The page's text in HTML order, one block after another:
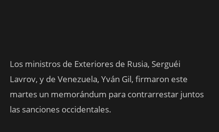
Los ministros de Exteriores de Rusia, Serguéi
Lavrov, y de Venezuela, Yván Gil, firmaron este
martes un memorándum para contrarrestar juntos
las sanciones occidentales.